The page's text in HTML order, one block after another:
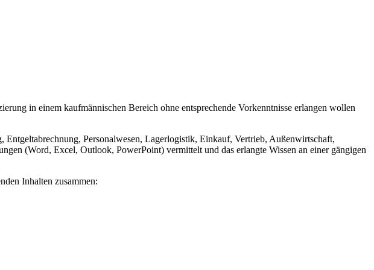
in einem kaufmännischen Bereich ohne entsprechende Vorkenntnisse erlangen wollen
Personalwesen, Lagerlogistik, Einkauf, Vertrieb, Außenwirtschaft,
(Word, Excel, Outlook, PowerPoint) vermittelt und das erlangte Wissen an einer gängigen
Inhalten zusammen: